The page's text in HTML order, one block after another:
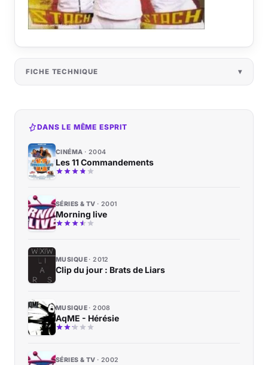
FICHE TECHNIQUE
DANS LE MÊME ESPRIT
CINÉMA 2004
Les 11 Commandements
SÉRIES & TV 2001
Morning live
MUSIQUE 2012
Clip du jour : Brats de Liars
MUSIQUE 2008
AqME - Hérésie
SÉRIES & TV 2002